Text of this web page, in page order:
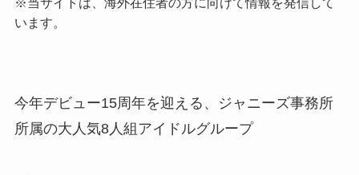
います。
今年デビュー15周年を迎える、ジャニーズ事務所
所属の大人気8人組アイドルグループ